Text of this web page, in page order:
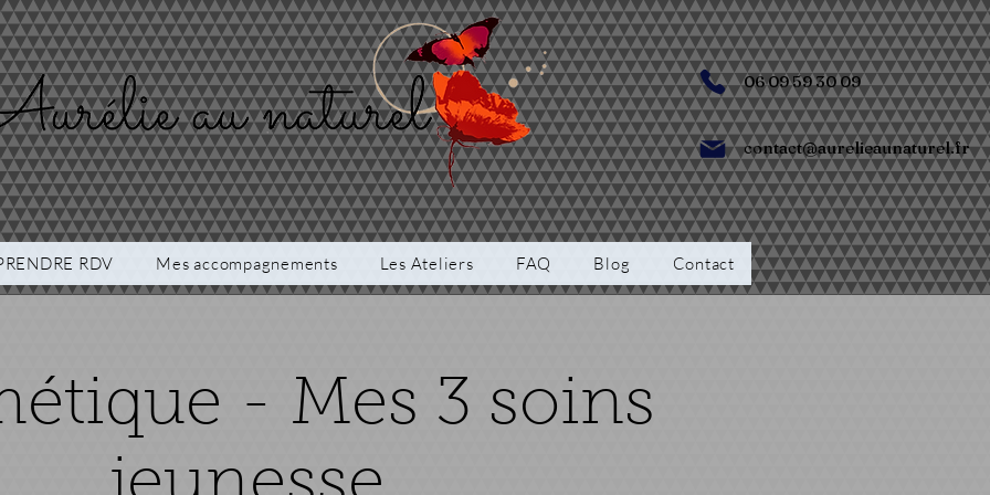
06 09 59 30 09
contact@aurelieaunaturel.fr
RDV Mes accompagnements Les Ateliers FAQ Blog Contact
- Mes 3 soins